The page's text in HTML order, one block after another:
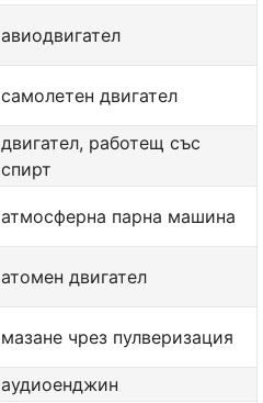
авиодвигател
самолетен двигател
двигател, работещ със
спирт
атмосферна парна машина
атомен двигател
мазане чрез пулверизация
аудиоенджин